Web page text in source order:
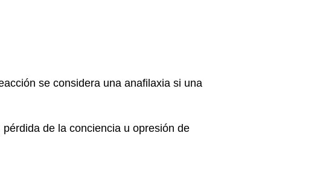
se considera una anafilaxia si una
de la conciencia u opresión de